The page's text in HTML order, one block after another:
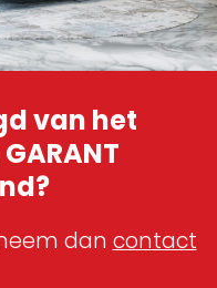
van het
dan contact